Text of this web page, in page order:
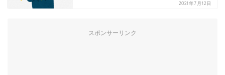
2021年7月12日
スポンサーリンク